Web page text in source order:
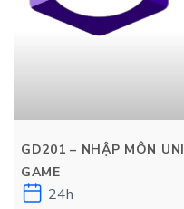
GD201 – NHẬP MÔN
GAME
24h